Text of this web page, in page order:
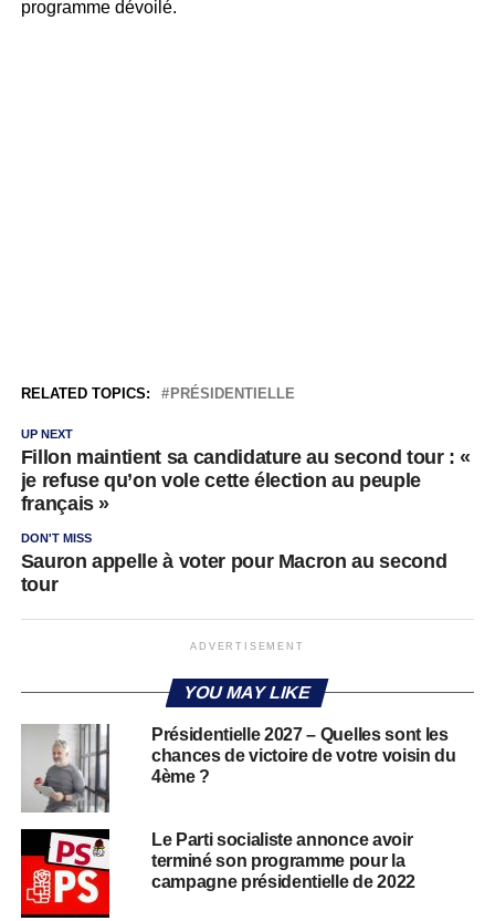
programme dévoilé.
RELATED TOPICS: PRÉSIDENTIELLE
UP NEXT
Fillon maintient sa candidature au second tour : «
je refuse qu’on vole cette élection au peuple
français »
DON'T MISS
Sauron appelle à voter pour Macron au second
tour
ADVERTISEMENT
YOU MAY LIKE
Présidentielle 2027 – Quelles sont les
chances de victoire de votre voisin du
4ème ?
Le Parti socialiste annonce avoir
terminé son programme pour la
campagne présidentielle de 2022